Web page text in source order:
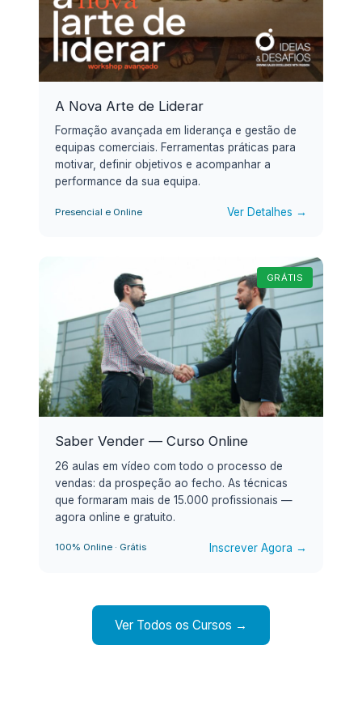
A Nova Arte de Liderar
Formação avançada em liderança e gestão de
equipas comerciais. Ferramentas práticas para
motivar, definir objetivos e acompanhar a
performance da sua equipa.
Presencial e Online Ver Detalhes →
GRÁTIS
Saber Vender — Curso Online
26 aulas em vídeo com todo o processo de
vendas: da prospeção ao fecho. As técnicas
que formaram mais de 15.000 profissionais —
agora online e gratuito.
100% Online · Grátis Inscrever Agora →
Ver Todos os Cursos →